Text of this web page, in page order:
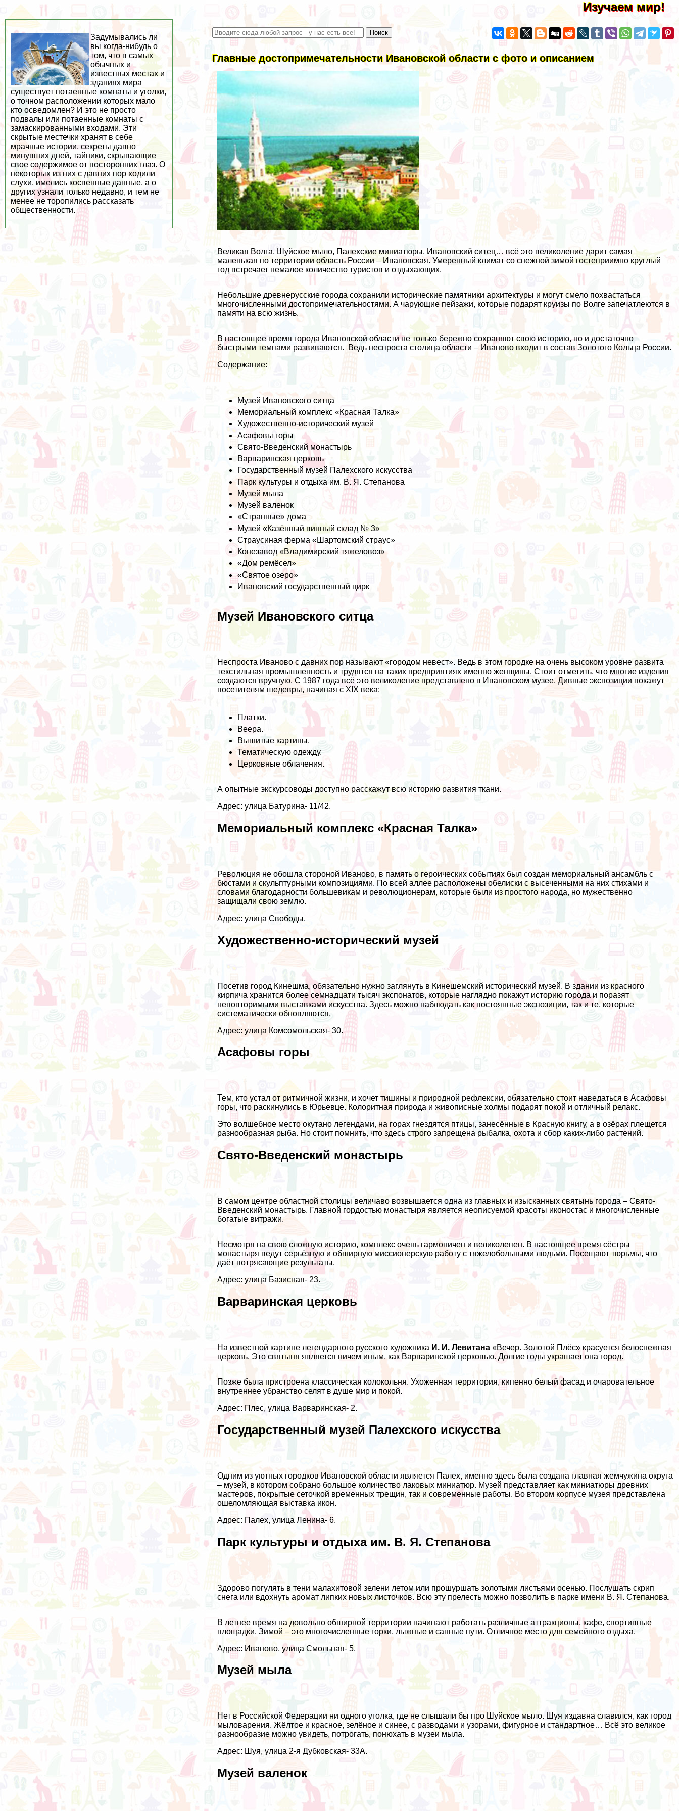
Изучаем мир!
Главные достопримечательности Ивановской области с фото и описанием
Великая Волга, Шуйское мыло, Палехские миниатюры, Ивановский ситец… всё это великолепие дарит самая
маленькая по территории область России – Ивановская. Умеренный климат со снежной зимой гостеприимно круглый
год встречает немалое количество туристов и отдыхающих.
Небольшие древнерусские города сохранили исторические памятники архитектуры и могут смело похвастаться
многочисленными достопримечательностями. А чарующие пейзажи, которые подарят круизы по Волге запечатлеются в
памяти на всю жизнь.
В настоящее время города Ивановской области не только бережно сохраняют свою историю, но и достаточно
быстрыми темпами развиваются. Ведь неспроста столица области – Иваново входит в состав Золотого Кольца России.
Содержание:
Музей Ивановского ситца
Мемориальный комплекс «Красная Талка»
Художественно-исторический музей
Асафовы горы
Свято-Введенский монастырь
Варваринская церковь
Государственный музей Палехского искусства
Парк культуры и отдыха им. В. Я. Степанова
Музей мыла
Музей валенок
«Странные» дома
Музей «Казённый винный склад № 3»
Страусиная ферма «Шартомский страус»
Конезавод «Владимирский тяжеловоз»
«Дом ремёсел»
«Святое озеро»
Ивановский государственный цирк
Музей Ивановского ситца
Неспроста Иваново с давних пор называют «городом невест». Ведь в этом городке на очень высоком уровне развита
текстильная промышленность и трудятся на таких предприятиях именно женщины. Стоит отметить, что многие изделия
создаются вручную. С 1987 года всё это великолепие представлено в Ивановском музее. Дивные экспозиции покажут
посетителям шедевры, начиная с XIX века:
Платки.
Веера.
Вышитые картины.
Тематическую одежду.
Церковные облачения.
А опытные экскурсоводы доступно расскажут всю историю развития ткани.
Адрес: улица Батурина- 11/42.
Мемориальный комплекс «Красная Талка»
Революция не обошла стороной Иваново, в память о героических событиях был создан мемориальный ансамбль с
бюстами и скульптурными композициями. По всей аллее расположены обелиски с высеченными на них стихами и
словами благодарности большевикам и революционерам, которые были из простого народа, но мужественно
защищали свою землю.
Адрес: улица Свободы.
Художественно-исторический музей
Посетив город Кинешма, обязательно нужно заглянуть в Кинешемский исторический музей. В здании из красного
кирпича хранится более семнадцати тысяч экспонатов, которые наглядно покажут историю города и поразят
неповторимыми выставками искусства. Здесь можно наблюдать как постоянные экспозиции, так и те, которые
систематически обновляются.
Адрес: улица Комсомольская- 30.
Асафовы горы
Тем, кто устал от ритмичной жизни, и хочет тишины и природной рефлексии, обязательно стоит наведаться в Асафовы
горы, что раскинулись в Юрьевце. Колоритная природа и живописные холмы подарят покой и отличный релакс.
Это волшебное место окутано легендами, на горах гнездятся птицы, занесённые в Красную книгу, а в озёрах плещется
разнообразная рыба. Но стоит помнить, что здесь строго запрещена рыбалка, охота и сбор каких-либо растений.
Свято-Введенский монастырь
В самом центре областной столицы величаво возвышается одна из главных и изысканных святынь города – Свято-
Введенский монастырь. Главной гордостью монастыря является неописуемой красоты иконостас и многочисленные
богатые витражи.
Несмотря на свою сложную историю, комплекс очень гармоничен и великолепен. В настоящее время сёстры
монастыря ведут серьёзную и обширную миссионерскую работу с тяжелобольными людьми. Посещают тюрьмы, что
даёт потрясающие результаты.
Адрес: улица Базисная- 23.
Варваринская церковь
На известной картине легендарного русского художника И. И. Левитана «Вечер. Золотой Плёс» красуется белоснежная
церковь. Это святыня является ничем иным, как Варваринской церковью. Долгие годы украшает она город.
Позже была пристроена классическая колокольня. Ухоженная территория, кипенно белый фасад и очаровательное
внутреннее убранство селят в душе мир и покой.
Адрес: Плес, улица Варваринская- 2.
Государственный музей Палехского искусства
Одним из уютных городков Ивановской области является Палех, именно здесь была создана главная жемчужина округа
– музей, в котором собрано большое количество лаковых миниатюр. Музей представляет как миниатюры древних
мастеров, покрытые сеточкой временных трещин, так и современные работы. Во втором корпусе музея представлена
ошеломляющая выставка икон.
Адрес: Палех, улица Ленина- 6.
Парк культуры и отдыха им. В. Я. Степанова
Здорово погулять в тени малахитовой зелени летом или прошуршать золотыми листьями осенью. Послушать скрип
снега или вдохнуть аромат липких новых листочков. Всю эту прелесть можно позволить в парке имени В. Я. Степанова.
В летнее время на довольно обширной территории начинают работать различные аттракционы, кафе, спортивные
площадки. Зимой – это многочисленные горки, лыжные и санные пути. Отличное место для семейного отдыха.
Адрес: Иваново, улица Смольная- 5.
Музей мыла
Нет в Российской Федерации ни одного уголка, где не слышали бы про Шуйское мыло. Шуя издавна славился, как город
мыловарения. Жёлтое и красное, зелёное и синее, с разводами и узорами, фигурное и стандартное… Всё это великое
разнообразие можно увидеть, потрогать, понюхать в музеи мыла.
Адрес: Шуя, улица 2-я Дубковская- 33А.
Музей валенок
Задумывались ли
вы когда-нибудь о
том, что в самых
обычных и
известных местах и
зданиях мира
существует потаенные комнаты и уголки,
о точном расположении которых мало
кто осведомлен? И это не просто
подвалы или потаенные комнаты с
замаскированными входами. Эти
скрытые местечки хранят в себе
мрачные истории, секреты давно
минувших дней, тайники, скрывающие
свое содержимое от посторонних глаз. О
некоторых из них с давних пор ходили
слухи, имелись косвенные данные, а о
других узнали только недавно, и тем не
менее не торопились рассказать
общественности.